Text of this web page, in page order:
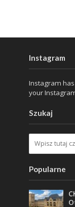
Instagram
Instagram
your
Szukaj
Popularne